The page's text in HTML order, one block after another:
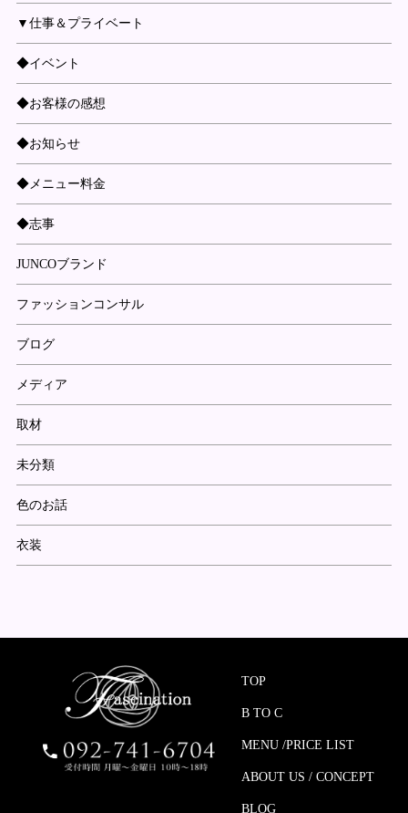
▼仕事＆プライベート
◆イベント
◆お客様の感想
◆お知らせ
◆メニュー料金
◆志事
JUNCOブランド
ファッションコンサル
ブログ
メディア
取材
未分類
色のお話
衣装
TOP
B TO C
MENU /PRICE LIST
ABOUT US / CONCEPT
BLOG